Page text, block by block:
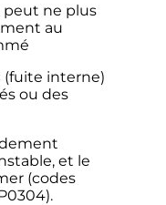
peut ne plus
au
(fuite interne)
ou des
et le
(codes